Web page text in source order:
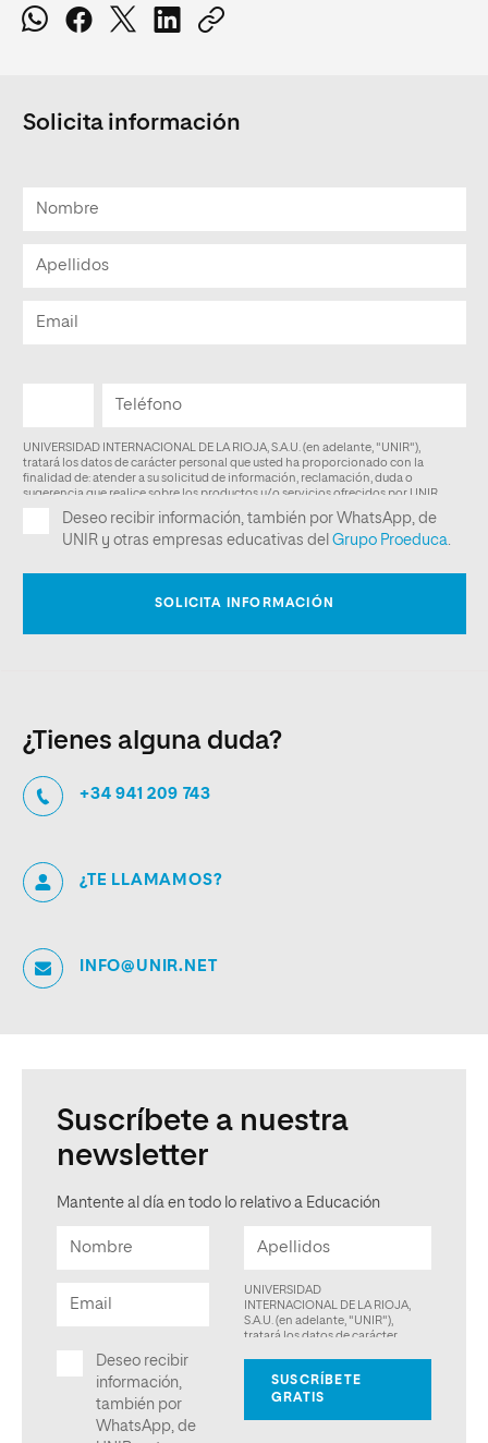
Solicita información
¿Tienes alguna duda?
+34 941 209 743
¿TE LLAMAMOS?
INFO@UNIR.NET
Suscríbete a nuestra
newsletter
Mantente al día en todo lo relativo a Educación